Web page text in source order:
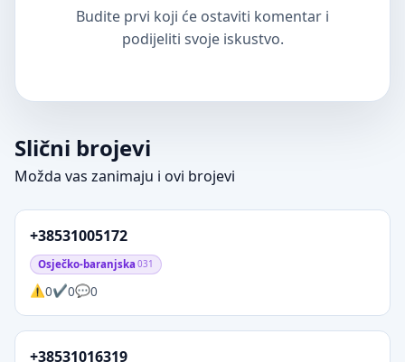
Budite prvi koji će ostaviti komentar i
podijeliti svoje iskustvo.
Slični brojevi
Možda vas zanimaju i ovi brojevi
+38531005172
Osječko-baranjska 031
0 0 0
+38531016319